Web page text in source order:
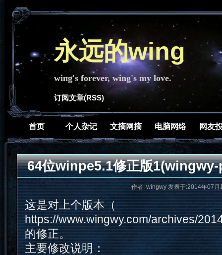
永远的wing
wing's forever, wing's my love.
订阅文章(RSS)
首页 个人杂记 文摘网摘 电脑网络 网友
64位winpe5.1修正版
作者: wingwy 发表于:2014年07
这是对上个版本（
https://www.wingwy.com/archives/
的修正。
主要修改说明：